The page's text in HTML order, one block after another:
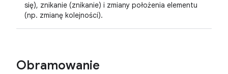
się), znikanie (znikanie) i zmiany położenia elementu
(np. zmianę kolejności).
Obramowanie